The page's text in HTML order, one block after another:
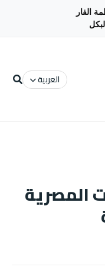
الفار
العربية
المصرية